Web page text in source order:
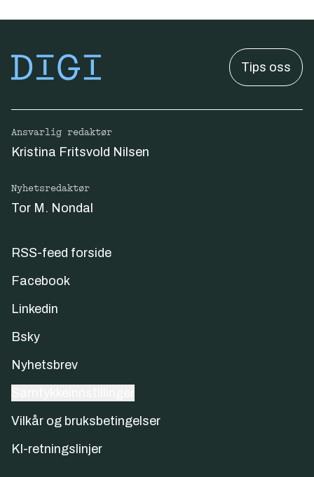
Tips oss
Ansvarlig redaktør
Kristina Fritsvold Nilsen
Nyhetsredaktør
Tor M. Nondal
RSS-feed forside
Facebook
Linkedin
Bsky
Nyhetsbrev
Vilkår og bruksbetingelser
KI-retningslinjer